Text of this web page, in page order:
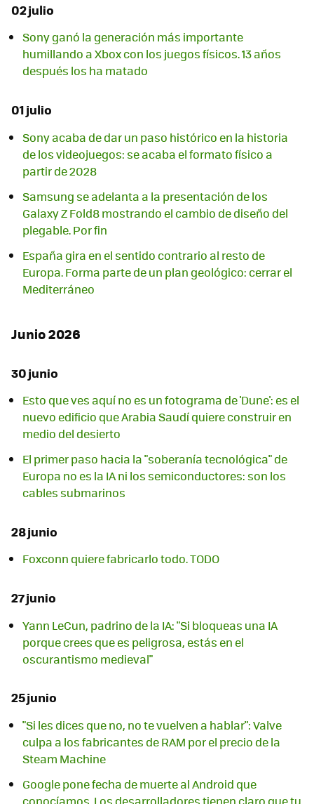
02 julio
Sony ganó la generación más importante
humillando a Xbox con los juegos físicos. 13 años
después los ha matado
01 julio
Sony acaba de dar un paso histórico en la historia
de los videojuegos: se acaba el formato físico a
partir de 2028
Samsung se adelanta a la presentación de los
Galaxy Z Fold8 mostrando el cambio de diseño del
plegable. Por fin
España gira en el sentido contrario al resto de
Europa. Forma parte de un plan geológico: cerrar el
Mediterráneo
Junio 2026
30 junio
Esto que ves aquí no es un fotograma de 'Dune': es el
nuevo edificio que Arabia Saudí quiere construir en
medio del desierto
El primer paso hacia la "soberanía tecnológica" de
Europa no es la IA ni los semiconductores: son los
cables submarinos
28 junio
Foxconn quiere fabricarlo todo. TODO
27 junio
Yann LeCun, padrino de la IA: "Si bloqueas una IA
porque crees que es peligrosa, estás en el
oscurantismo medieval"
25 junio
"Si les dices que no, no te vuelven a hablar": Valve
culpa a los fabricantes de RAM por el precio de la
Steam Machine
Google pone fecha de muerte al Android que
conocíamos. Los desarrolladores tienen claro que tu